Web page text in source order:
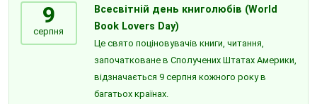
9
серпня
Всесвітній день книголюбів (World
Book Lovers Day)
Це свято поціновувачів книги, читання,
започатковане в Сполучених Штатах Америки,
відзначається 9 серпня кожного року в
багатьох країнах.